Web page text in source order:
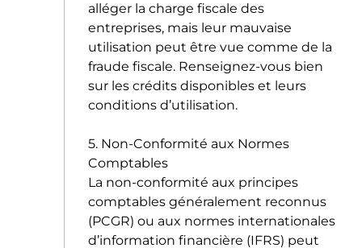
alléger la charge fiscale des
entreprises, mais leur mauvaise
utilisation peut être vue comme de la
fraude fiscale. Renseignez-vous bien
sur les crédits disponibles et leurs
conditions d’utilisation.
5. Non-Conformité aux Normes
Comptables
La non-conformité aux principes
comptables généralement reconnus
(PCGR) ou aux normes internationales
d’information financière (IFRS) peut